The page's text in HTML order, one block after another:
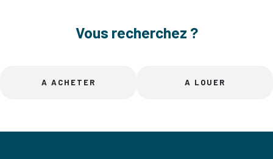
Vous recherchez ?
A ACHETER A LOUER